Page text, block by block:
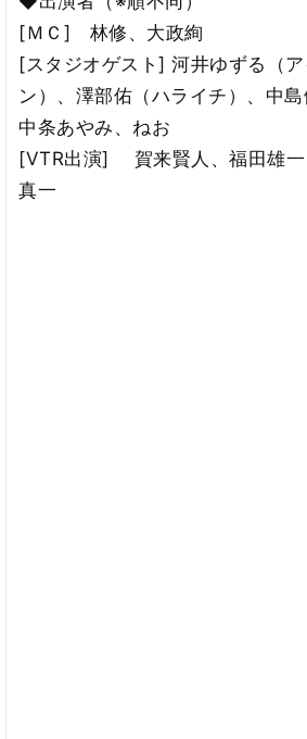
[ＭＣ] 林修、大政絢
[スタジオゲスト] 河井ゆずる（
ン）、澤部佑（ハライチ）、中島
中条あやみ、ねお
[VTR出演] 賀来賢人、福田雄一
真一